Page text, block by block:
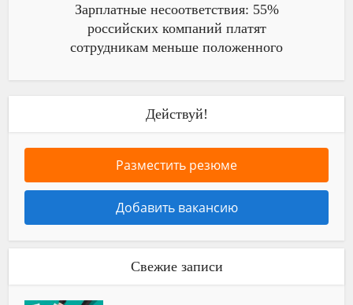
Зарплатные несоответствия: 55%
российских компаний платят
сотрудникам меньше положенного
Действуй!
Разместить резюме
Добавить вакансию
Свежие записи